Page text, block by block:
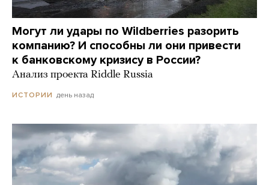
Могут ли удары по Wildberries разорить
компанию? И способны ли они привести
к банковскому кризису в России?
Анализ проекта Riddle Russia
ИСТОРИИ день назад